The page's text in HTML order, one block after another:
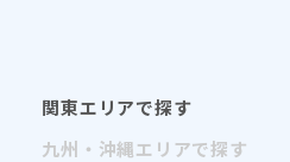
関東エリアで探す
九州・沖縄エリアで探す